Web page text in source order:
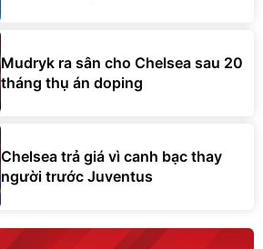
Mudryk ra sân cho Chelsea sau 20
tháng thụ án doping
Chelsea trả giá vì canh bạc thay
người trước Juventus